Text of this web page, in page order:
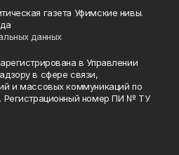
газета Уфимские нивы.
данных
в Управлении
в сфере связи,
и массовых коммуникаций по
Регистрационный номер ПИ № ТУ